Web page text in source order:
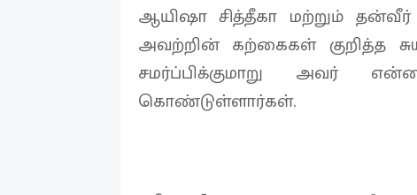
ஆயிஷா சித்தீகா மற்றும் தன்வீர்
அவற்றின் கற்கைகள் குறித்த
சமர்ப்பிக்குமாறு அவர்
கொண்டுள்ளார்கள்.